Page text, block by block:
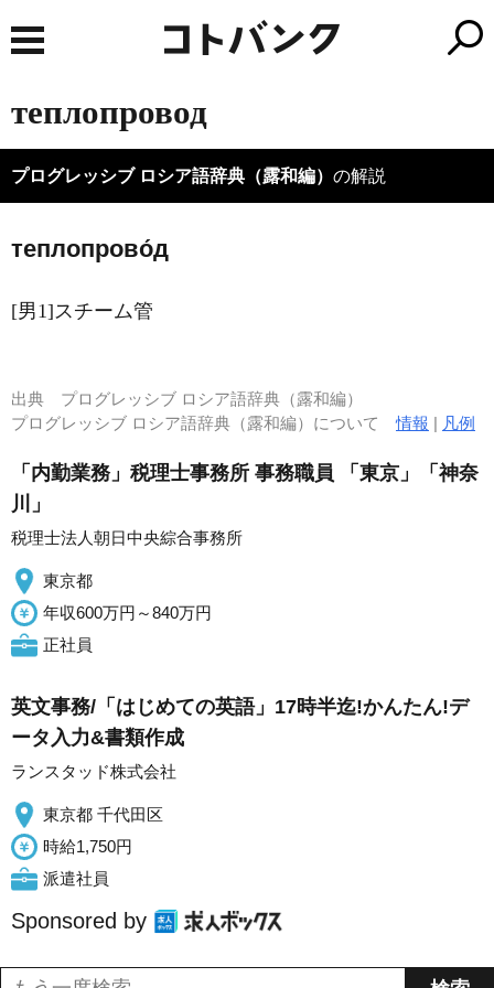
теплопровод
プログレッシブ ロシア語辞典（露和編） の解説
теплопрово́д
[男1]スチーム管
出典 プログレッシブ ロシア語辞典（露和編）
プログレッシブ ロシア語辞典（露和編）について情報 | 凡例
「内勤業務」税理士事務所 事務職員 「東京」「神奈
川」
税理士法人朝日中央綜合事務所
東京都
年収600万円～840万円
正社員
英文事務/「はじめての英語」17時半迄!かんたん!デ
ータ入力&書類作成
ランスタッド株式会社
東京都 千代田区
時給1,750円
派遣社員
Sponsored by